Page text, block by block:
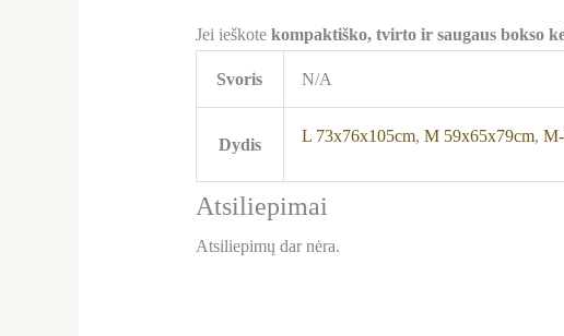
Jei ieškote kompaktiško, tvirto ir saugaus bokso
Svoris N/A
Dydis L 73x76x105cm, M 59x65x79cm,
Atsiliepimai
Atsiliepimų dar nėra.